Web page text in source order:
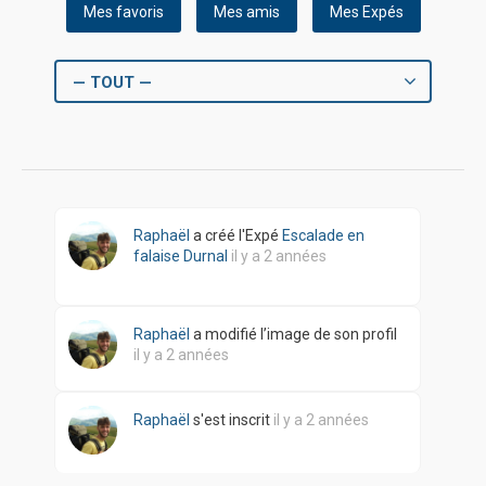
Mes favoris Mes amis Mes Expés
— TOUT —
Raphaël a créé l'Expé Escalade en
falaise Durnal il y a 2 années
Raphaël a modifié l’image de son profil
il y a 2 années
Raphaël s'est inscrit il y a 2 années